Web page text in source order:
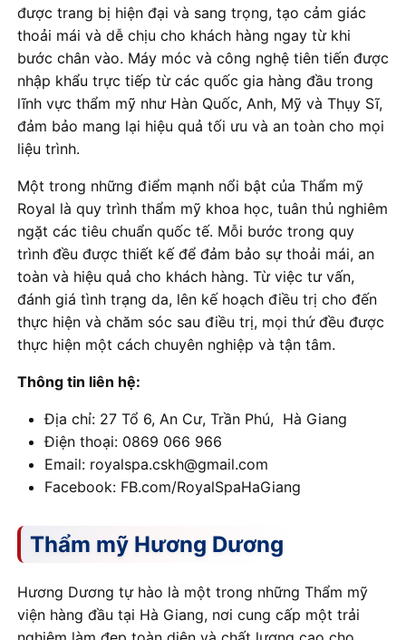
được trang bị hiện đại và sang trọng, tạo cảm giác
thoải mái và dễ chịu cho khách hàng ngay từ khi
bước chân vào. Máy móc và công nghệ tiên tiến được
nhập khẩu trực tiếp từ các quốc gia hàng đầu trong
lĩnh vực thẩm mỹ như Hàn Quốc, Anh, Mỹ và Thụy Sĩ,
đảm bảo mang lại hiệu quả tối ưu và an toàn cho mọi
liệu trình.
Một trong những điểm mạnh nổi bật của Thẩm mỹ
Royal là quy trình thẩm mỹ khoa học, tuân thủ nghiêm
ngặt các tiêu chuẩn quốc tế. Mỗi bước trong quy
trình đều được thiết kế để đảm bảo sự thoải mái, an
toàn và hiệu quả cho khách hàng. Từ việc tư vấn,
đánh giá tình trạng da, lên kế hoạch điều trị cho đến
thực hiện và chăm sóc sau điều trị, mọi thứ đều được
thực hiện một cách chuyên nghiệp và tận tâm.
Thông tin liên hệ:
Địa chỉ: 27 Tổ 6, An Cư, Trần Phú, Hà Giang
Điện thoại: 0869 066 966
Email: royalspa.cskh@gmail.com
Facebook: FB.com/RoyalSpaHaGiang
Thẩm mỹ Hương Dương
Hương Dương tự hào là một trong những Thẩm mỹ
viện hàng đầu tại Hà Giang, nơi cung cấp một trải